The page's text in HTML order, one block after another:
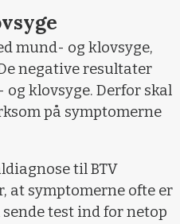
mund- og klovsyge,
negative resultater
klovsyge. Derfor skal
på symptomerne
til BTV
at symptomerne ofte er
test ind for netop